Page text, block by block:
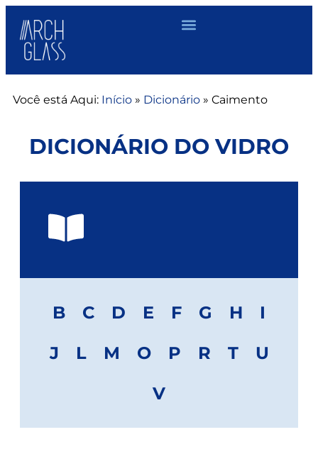
Você está Aqui: Início » Dicionário » Caimento
DICIONÁRIO DO VIDRO
B C D E F G H
I
J
L M O P R T
U
V